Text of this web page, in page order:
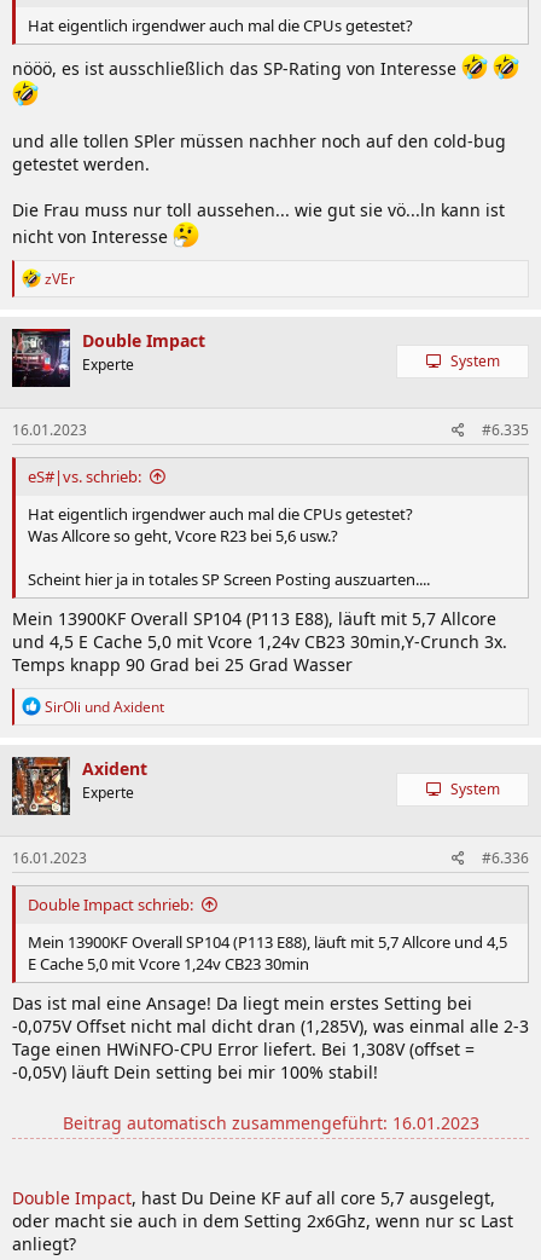
Hat eigentlich irgendwer auch mal die CPUs getestet?
nööö, es ist ausschließlich das SP-Rating von Interesse
und alle tollen SPler müssen nachher noch auf den cold-bug
getestet werden.
Die Frau muss nur toll aussehen... wie gut sie vö...ln kann ist
nicht von Interesse
R
k
t
i
o
n
e
n
:
zVEr
Double Impact
Experte System
16.01.2023 #6.335
eS#|vs. schrieb:
Hat eigentlich irgendwer auch mal die CPUs getestet?
Was Allcore so geht, Vcore R23 bei 5,6 usw.?
Scheint hier ja in totales SP Screen Posting auszuarten....
Mein 13900KF Overall SP104 (P113 E88), läuft mit 5,7 Allcore
und 4,5 E Cache 5,0 mit Vcore 1,24v CB23 30min,Y-Crunch 3x.
Temps knapp 90 Grad bei 25 Grad Wasser
R
k
t
i
o
n
e
n
:
SirOli undAxident
Axident
Experte System
16.01.2023 #6.336
Double Impact schrieb:
Mein 13900KF Overall SP104 (P113 E88), läuft mit 5,7 Allcore und 4,5
E Cache 5,0 mit Vcore 1,24v CB23 30min
Das ist mal eine Ansage! Da liegt mein erstes Setting bei
-0,075V Offset nicht mal dicht dran (1,285V), was einmal alle 2-3
Tage einen HWiNFO-CPU Error liefert. Bei 1,308V (offset =
-0,05V) läuft Dein setting bei mir 100% stabil!
Beitrag automatisch zusammengeführt: 16.01.2023
Double Impact, hast Du Deine KF auf all core 5,7 ausgelegt,
oder macht sie auch in dem Setting 2x6Ghz, wenn nur sc Last
anliegt?